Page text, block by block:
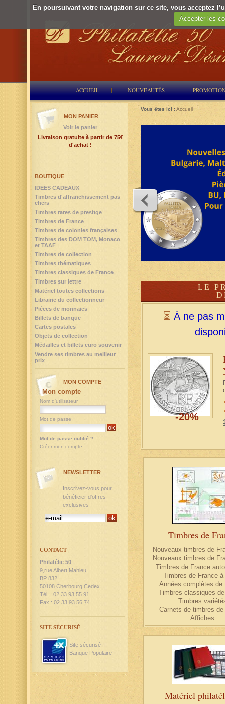
En poursuivant votre navigation sur ce site, vous acceptez
Accepter les
ACCUEIL NOUVEAUTÉS
Vous êtes ici :Accueil
LE
⏳ À ne pas
-20%
Timbres de
Nouveaux timbres de
Nouveaux timbres de
Timbres de France
Timbres de France à
Années complètes de
Timbres classiques
Timbres
Carnets de timbres
Affiches
Matériel
BOUTIQUE
MON PANIER
Voir le panier
Livraison gratuite à partir de 75€
d'achat !
IDEES CADEAUX
Timbres d'affranchissement pas
chers
Timbres rares de prestige
Timbres de France
Timbres de colonies françaises
Timbres des DOM TOM, Monaco
et TAAF
Timbres de collection
Timbres thématiques
Timbres classiques de France
Timbres sur lettre
Matériel toutes collections
Librairie du collectionneur
Pièces de monnaies
Billets de banque
Cartes postales
Objets de collection
Médailles et billets euro souvenir
Vendre ses timbres au meilleur
prix
MON COMPTE
Mon compte
Nom d'utilisateur
Mot de passe
Mot de passe oublié ?
Créer mon compte
NEWSLETTER
Inscrivez-vous pour
bénéficier d'offres
exclusives !
CONTACT
Philatélie 50
9,rue Albert Mahieu
BP 832
50108 Cherbourg Cedex
Tél. : 02 33 93 55 91
Fax : 02 33 93 56 74
SITE SÉCURISÉ
Site sécurisé
Banque Populaire